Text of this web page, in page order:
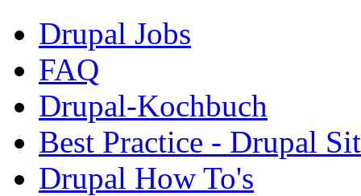
Drupal Jobs
FAQ
Drupal-Kochbuch
Best Practice - Drupal
Drupal How To's